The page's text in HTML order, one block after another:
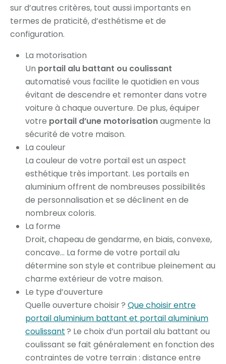
sur d’autres critères, tout aussi importants en
termes de praticité, d’esthétisme et de
configuration.
La motorisation
Un portail alu battant ou coulissant
automatisé vous facilite le quotidien en vous
évitant de descendre et remonter dans votre
voiture à chaque ouverture. De plus, équiper
votre portail d’une motorisationaugmente la
sécurité de votre maison.
La couleur
La couleur de votre portail est un aspect
esthétique très important. Les portails en
aluminium offrent de nombreuses possibilités
de personnalisation et se déclinent en de
nombreux coloris.
La forme
Droit, chapeau de gendarme, en biais, convexe,
concave… La forme de votre portail alu
détermine son style et contribue pleinement au
charme extérieur de votre maison.
Le type d’ouverture
Quelle ouverture choisir ? Que choisir entre
portail aluminium battant et portail aluminium
coulissant? Le choix d’un portail alu battant ou
coulissant se fait généralement en fonction des
contraintes de votre terrain : distance entre